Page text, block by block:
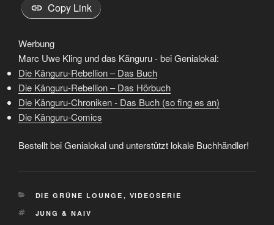
Copy Link
Werbung
Marc Uwe Kling und das Känguru - bei Genialokal:
Die Känguru-Rebellion – Das Buch
Die Känguru-Rebellion – Das Hörbuch
Die Känguru-Chroniken - Das Buch (so fing es an)
Die Känguru-Comics
Bestellt bei Genialokal und unterstützt lokale Buchhändler!
KATEGORIEN
DIE GRÜNE LOUNGE , VIDEOSERIE
SCHLAGWÖRTER
JUNG & NAIV